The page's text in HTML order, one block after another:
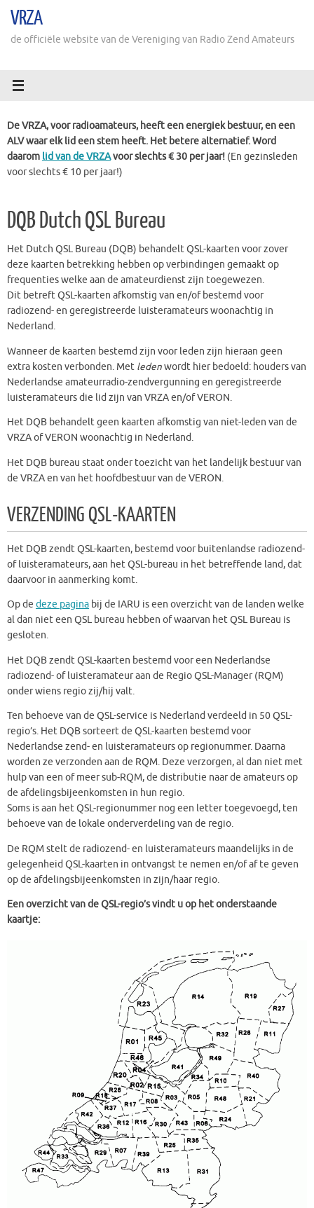
naarVRZA
de officiële website van de Vereniging van Radio Zend Amateurs
De VRZA, voor radioamateurs, heeft een energiek bestuur, en een
ALV waar elk lid een stem heeft. Het betere alternatief. Word
daarom lid van de VRZAvoor slechts € 30 per jaar! (En gezinsleden
voor slechts € 10 per jaar!)
DQB Dutch QSL Bureau
Het Dutch QSL Bureau (DQB) behandelt QSL-kaarten voor zover
deze kaarten betrekking hebben op verbindingen gemaakt op
frequenties welke aan de amateurdienst zijn toegewezen.
Dit betreft QSL-kaarten afkomstig van en/of bestemd voor
radiozend- en geregistreerde luisteramateurs woonachtig in
Nederland.
Wanneer de kaarten bestemd zijn voor leden zijn hieraan geen
extra kosten verbonden. Met ledenwordt hier bedoeld: houders van
Nederlandse amateurradio-zendvergunning en geregistreerde
luisteramateurs die lid zijn van VRZA en/of VERON.
Het DQB behandelt geen kaarten afkomstig van niet-leden van de
VRZA of VERON woonachtig in Nederland.
Het DQB bureau staat onder toezicht van het landelijk bestuur van
de VRZA en van het hoofdbestuur van de VERON.
VERZENDING QSL-KAARTEN
Het DQB zendt QSL-kaarten, bestemd voor buitenlandse radiozend-
of luisteramateurs, aan het QSL-bureau in het betreffende land, dat
daarvoor in aanmerking komt.
Op de deze pagina bij de IARU is een overzicht van de landen welke
al dan niet een QSL bureau hebben of waarvan het QSL Bureau is
gesloten.
Het DQB zendt QSL-kaarten bestemd voor een Nederlandse
radiozend- of luisteramateur aan de Regio QSL-Manager (RQM)
onder wiens regio zij/hij valt.
Ten behoeve van de QSL-service is Nederland verdeeld in 50 QSL-
regio’s. Het DQB sorteert de QSL-kaarten bestemd voor
Nederlandse zend- en luisteramateurs op regionummer. Daarna
worden ze verzonden aan de RQM. Deze verzorgen, al dan niet met
hulp van een of meer sub-RQM, de distributie naar de amateurs op
de afdelingsbijeenkomsten in hun regio.
Soms is aan het QSL-regionummer nog een letter toegevoegd, ten
behoeve van de lokale onderverdeling van de regio.
De RQM stelt de radiozend- en luisteramateurs maandelijks in de
gelegenheid QSL-kaarten in ontvangst te nemen en/of af te geven
op de afdelingsbijeenkomsten in zijn/haar regio.
Een overzicht van de QSL-regio’s vindt u op het onderstaande
kaartje: